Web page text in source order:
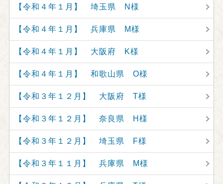
【令和４年１月】 埼玉県 N様
【令和４年１月】 兵庫県 M様
【令和４年１月】 大阪府 K様
【令和４年１月】 和歌山県 O様
【令和３年１２月】 大阪府 T様
【令和３年１２月】 奈良県 H様
【令和３年１２月】 埼玉県 F様
【令和３年１１月】 兵庫県 M様